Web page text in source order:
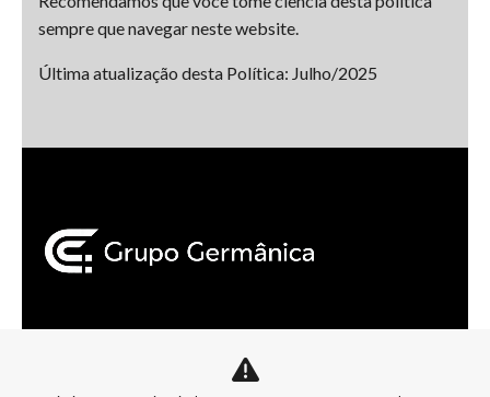
sempre que navegar neste website.
Última atualização desta Política: Julho/2025